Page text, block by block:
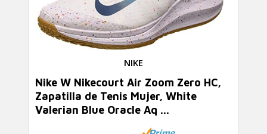
NIKE
Nike W Nikecourt Air Zoom Zero HC,
Zapatilla de Tenis Mujer, White
Valerian Blue Oracle Aq ...